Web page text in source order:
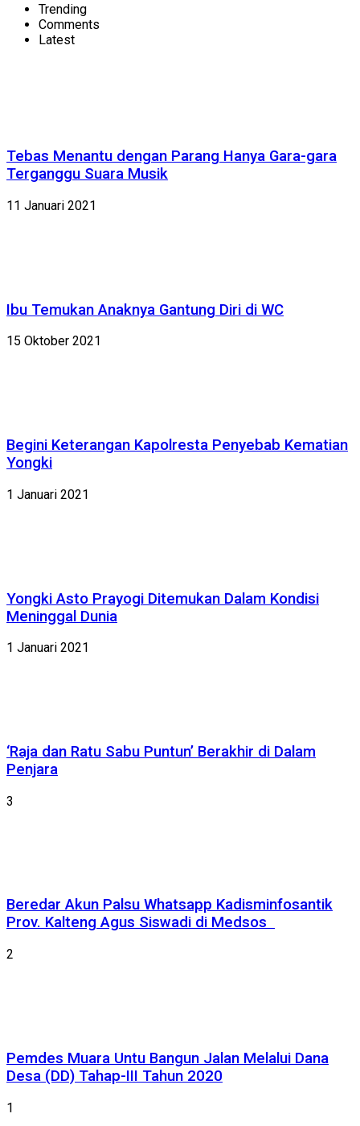
Trending
Comments
Latest
Tebas Menantu dengan Parang Hanya Gara-gara
Terganggu Suara Musik
11 Januari 2021
Ibu Temukan Anaknya Gantung Diri di WC
15 Oktober 2021
Begini Keterangan Kapolresta Penyebab Kematian
Yongki
1 Januari 2021
Yongki Asto Prayogi Ditemukan Dalam Kondisi
Meninggal Dunia
1 Januari 2021
‘Raja dan Ratu Sabu Puntun’ Berakhir di Dalam
Penjara
3
Beredar Akun Palsu Whatsapp Kadisminfosantik
Prov. Kalteng Agus Siswadi di Medsos
2
Pemdes Muara Untu Bangun Jalan Melalui Dana
Desa (DD) Tahap-III Tahun 2020
1